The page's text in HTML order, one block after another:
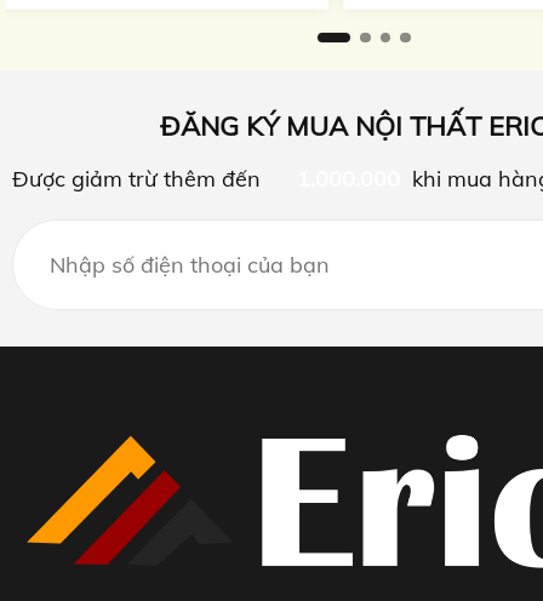
ĐĂNG KÝ MUA NỘI THẤT
Được giảm trừ thêm đến khi mua